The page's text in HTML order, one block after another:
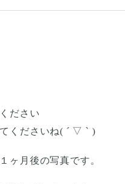
ださい
くださいね( ´ ▽ ` )
ヶ月後の写真です。